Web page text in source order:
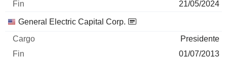
21/05/2024
General Electric Capital Corp.
Presidente
01/07/2013